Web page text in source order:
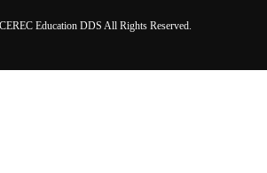
Education DDS All Rights Reserved.